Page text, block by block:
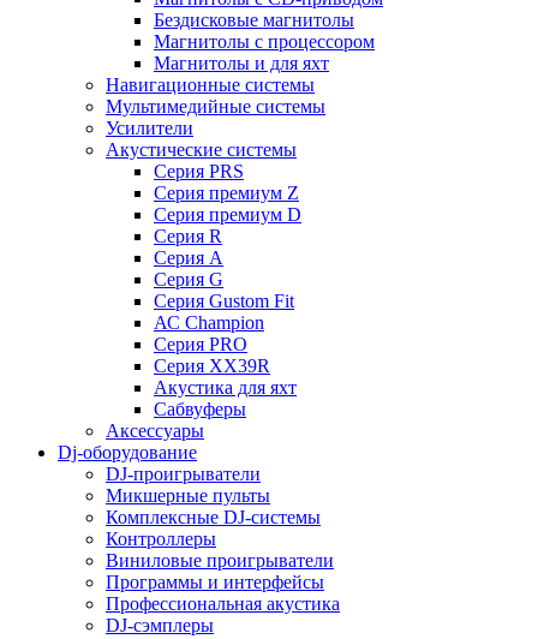
Бездисковые магнитолы
Магнитолы с процессором
Магнитолы и для яхт
Навигационные системы
Мультимедийные системы
Усилители
Акустические системы
Cерия PRS
Cерия премиум Z
Cерия премиум D
Cерия R
Cерия A
Cерия G
Cерия Gustom Fit
АС Champion
Cерия PRO
Cерия XX39R
Акустика для яхт
Сабвуферы
Аксессуары
Dj-оборудование
DJ-проигрыватели
Микшерные пульты
Комплексные DJ-системы
Контроллеры
Виниловые проигрыватели
Программы и интерфейсы
Профессиональная акустика
DJ-сэмплеры